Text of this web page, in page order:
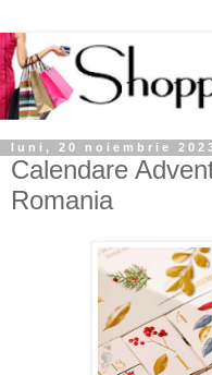
luni, 20 noiembrie
Calendare
Romania